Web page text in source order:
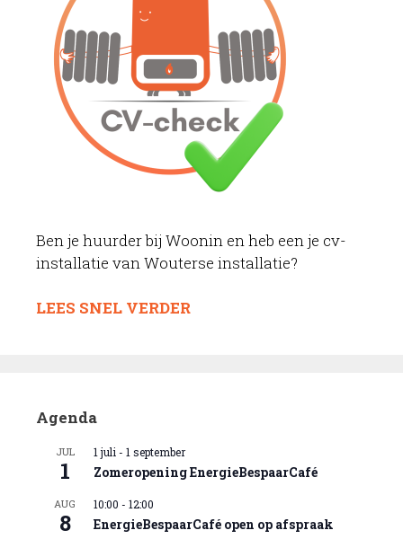
Ben je huurder bij Woonin en heb een je cv-
installatie van Wouterse installatie?
LEES SNEL VERDER
Agenda
JUL
1
1 juli - 1 september
Zomeropening EnergieBespaarCafé
AUG
8
10:00 - 12:00
EnergieBespaarCafé open op afspraak